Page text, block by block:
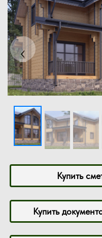
‹Previous
Купить
Купить